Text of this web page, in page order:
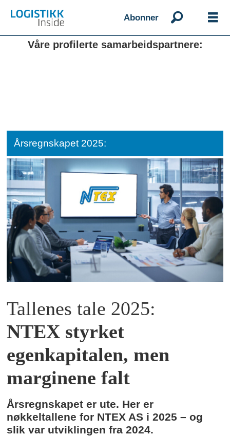
Abonner
Våre profilerte samarbeidspartnere:
Årsregnskapet 2025:
Tallenes tale 2025:
NTEX styrket
egenkapitalen, men
marginene falt
Årsregnskapet er ute. Her er
nøkkeltallene for NTEX AS i 2025 – og
slik var utviklingen fra 2024.